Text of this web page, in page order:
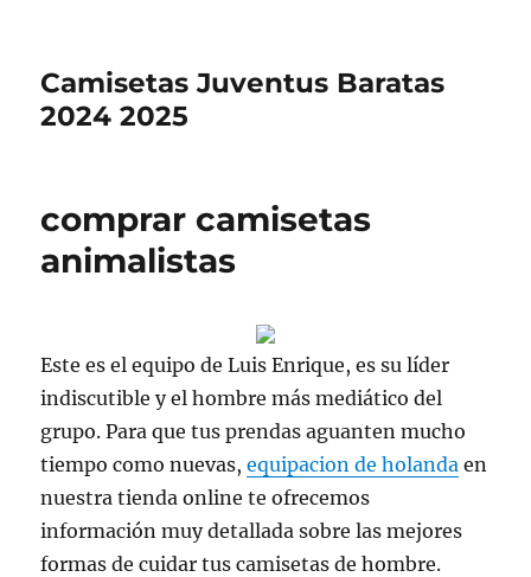
Camisetas Juventus Baratas
2024 2025
comprar camisetas
animalistas
Este es el equipo de Luis Enrique, es su líder
indiscutible y el hombre más mediático del
grupo. Para que tus prendas aguanten mucho
tiempo como nuevas,equipacion de holanda en
nuestra tienda online te ofrecemos
información muy detallada sobre las mejores
formas de cuidar tus camisetas de hombre.